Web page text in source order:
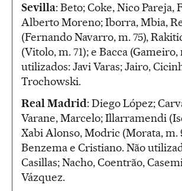
Sevilla: Beto; Coke, Nico Pareja,
Alberto Moreno; Iborra, Mbia,
(Fernando Navarro, m. 75),
(Vitolo, m. 71); e Bacca (Gameiro,
utilizados: Javi Varas; Jairo,
Trochowski.
Real Madrid: Diego López;
Varane, Marcelo; Illarramendi
Xabi Alonso, Modric (Morata, m.
Benzema e Cristiano. Não
Casillas; Nacho, Coentrão,
Vázquez.